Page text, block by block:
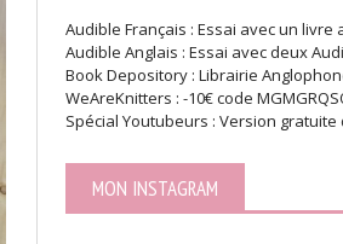
Audible Français : Essai avec un livre
Audible Anglais : Essai avec deux
Book Depository : Librairie
WeAreKnitters : -10€ code
Spécial Youtubeurs : Version
MON INSTAGRAM